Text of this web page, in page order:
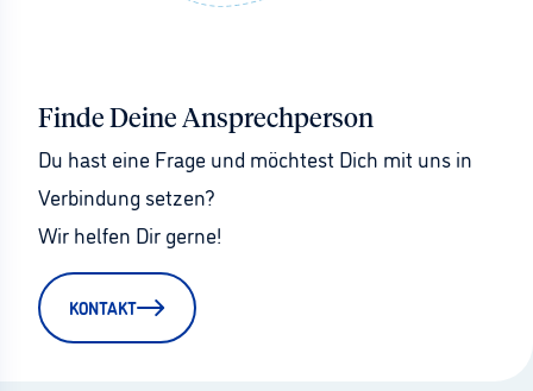
Finde Deine Ansprechperson
Du hast eine Frage und möchtest Dich mit uns in
Verbindung setzen?
Wir helfen Dir gerne!
KONTAKT